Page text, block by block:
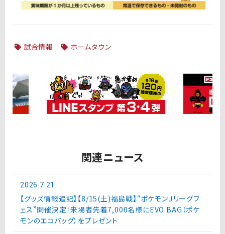
試合情報 ホームタウン
関連ニュース
2026.7.21
【グッズ情報追記】【8/15(土)福島戦】“ポケモンＪリーグフ
ェス”開催決定！来場者先着7,000名様にEVO BAG（ポケ
モンのエコバッグ）をプレゼント